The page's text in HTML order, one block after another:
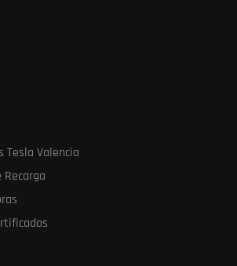
Tesla Valencia